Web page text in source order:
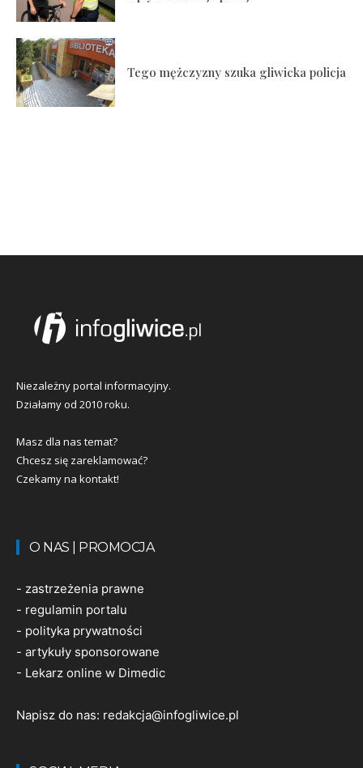
Tego mężczyzny szuka gliwicka policja
Niezależny portal informacyjny.
Działamy od 2010 roku.
Masz dla nas temat?
Chcesz się zareklamować?
Czekamy na kontakt!
O NAS | PROMOCJA
- zastrzeżenia prawne
- regulamin portalu
- polityka prywatności
- artykuły sponsorowane
- Lekarz online w Dimedic
Napisz do nas: redakcja@infogliwice.pl